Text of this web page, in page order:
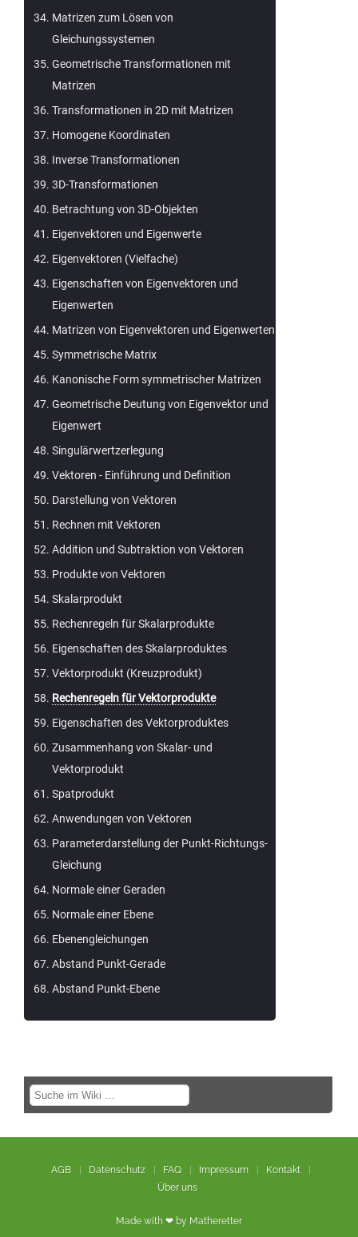
Matrizen zum Lösen von
Gleichungssystemen
Geometrische Transformationen mit
Matrizen
Transformationen in 2D mit Matrizen
Homogene Koordinaten
Inverse Transformationen
3D-Transformationen
Betrachtung von 3D-Objekten
Eigenvektoren und Eigenwerte
Eigenvektoren (Vielfache)
Eigenschaften von Eigenvektoren und
Eigenwerten
Matrizen von Eigenvektoren und Eigenwerten
Symmetrische Matrix
Kanonische Form symmetrischer Matrizen
Geometrische Deutung von Eigenvektor und
Eigenwert
Singulärwertzerlegung
Vektoren - Einführung und Definition
Darstellung von Vektoren
Rechnen mit Vektoren
Addition und Subtraktion von Vektoren
Produkte von Vektoren
Skalarprodukt
Rechenregeln für Skalarprodukte
Eigenschaften des Skalarproduktes
Vektorprodukt (Kreuzprodukt)
Rechenregeln für Vektorprodukte
Eigenschaften des Vektorproduktes
Zusammenhang von Skalar- und
Vektorprodukt
Spatprodukt
Anwendungen von Vektoren
Parameterdarstellung der Punkt-Richtungs-
Gleichung
Normale einer Geraden
Normale einer Ebene
Ebenengleichungen
Abstand Punkt-Gerade
Abstand Punkt-Ebene
AGB Datenschutz FAQ Impressum
Kontakt
Über uns
Made with ❤ by Matheretter